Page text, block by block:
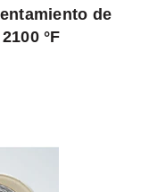
de
°F